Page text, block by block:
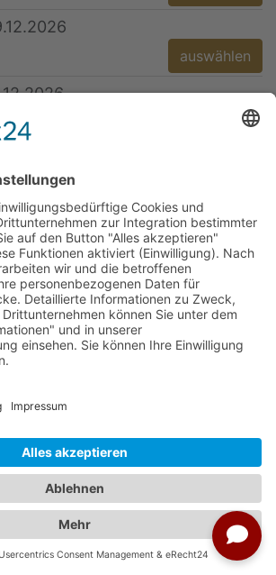
auswählen
auswählen
auswählen
auswählen
auswählen